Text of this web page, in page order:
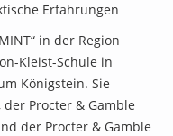
Erfahrungen
in der Region
Kleist-Schule in
Königstein. Sie
Procter & Gamble
der Procter & Gamble